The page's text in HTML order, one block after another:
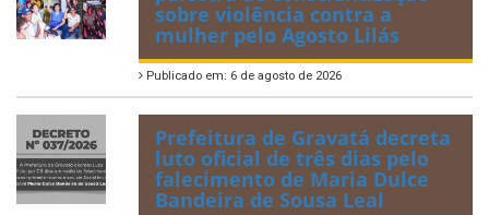
sobre violência contra a
mulher pelo Agosto Lilás
Publicado em: 6 de agosto de 2026
Prefeitura de Gravatá decreta
luto oficial de três dias pelo
falecimento de Maria Dulce
Bandeira de Sousa Leal